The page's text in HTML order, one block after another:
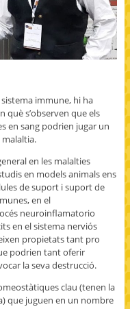
sistema immune, hi ha
què s’observen que els
en sang podrien jugar un
malaltia.
en les malalties
en models animals ens
de suport i suport de
en el
neuroinflamatorio
en el sistema nerviós
propietats tant pro
podrien tant oferir
la seva destrucció.
clau (tenen la
que juguen en un nombre